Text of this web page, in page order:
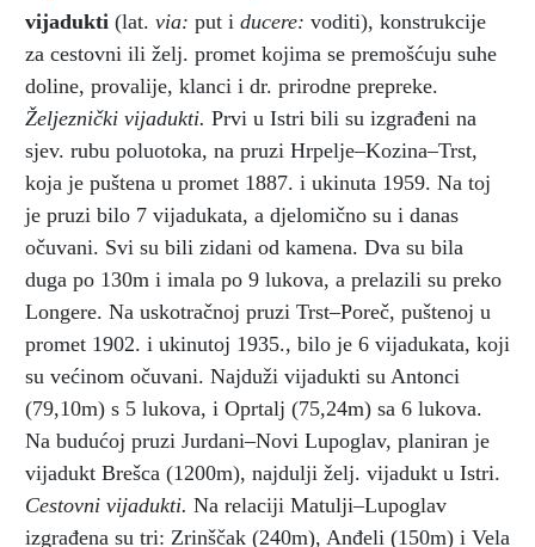
vijadukti (lat. via: put i ducere: voditi), konstrukcije
za cestovni ili želj. promet kojima se premošćuju suhe
doline, provalije, klanci i dr. prirodne prepreke.
Željeznički vijadukti. Prvi u Istri bili su izgrađeni na
sjev. rubu poluotoka, na pruzi Hrpelje–Kozina–Trst,
koja je puštena u promet 1887. i ukinuta 1959. Na toj
je pruzi bilo 7 vijadukata, a djelomično su i danas
očuvani. Svi su bili zidani od kamena. Dva su bila
duga po 130m i imala po 9 lukova, a prelazili su preko
Longere. Na uskotračnoj pruzi Trst–Poreč, puštenoj u
promet 1902. i ukinutoj 1935., bilo je 6 vijadukata, koji
su većinom očuvani. Najduži vijadukti su Antonci
(79,10m) s 5 lukova, i Oprtalj (75,24m) sa 6 lukova.
Na budućoj pruzi Jurdani–Novi Lupoglav, planiran je
vijadukt Brešca (1200m), najdulji želj. vijadukt u Istri.
Cestovni vijadukti. Na relaciji Matulji–Lupoglav
izgrađena su tri: Zrinščak (240m), Anđeli (150m) i Vela